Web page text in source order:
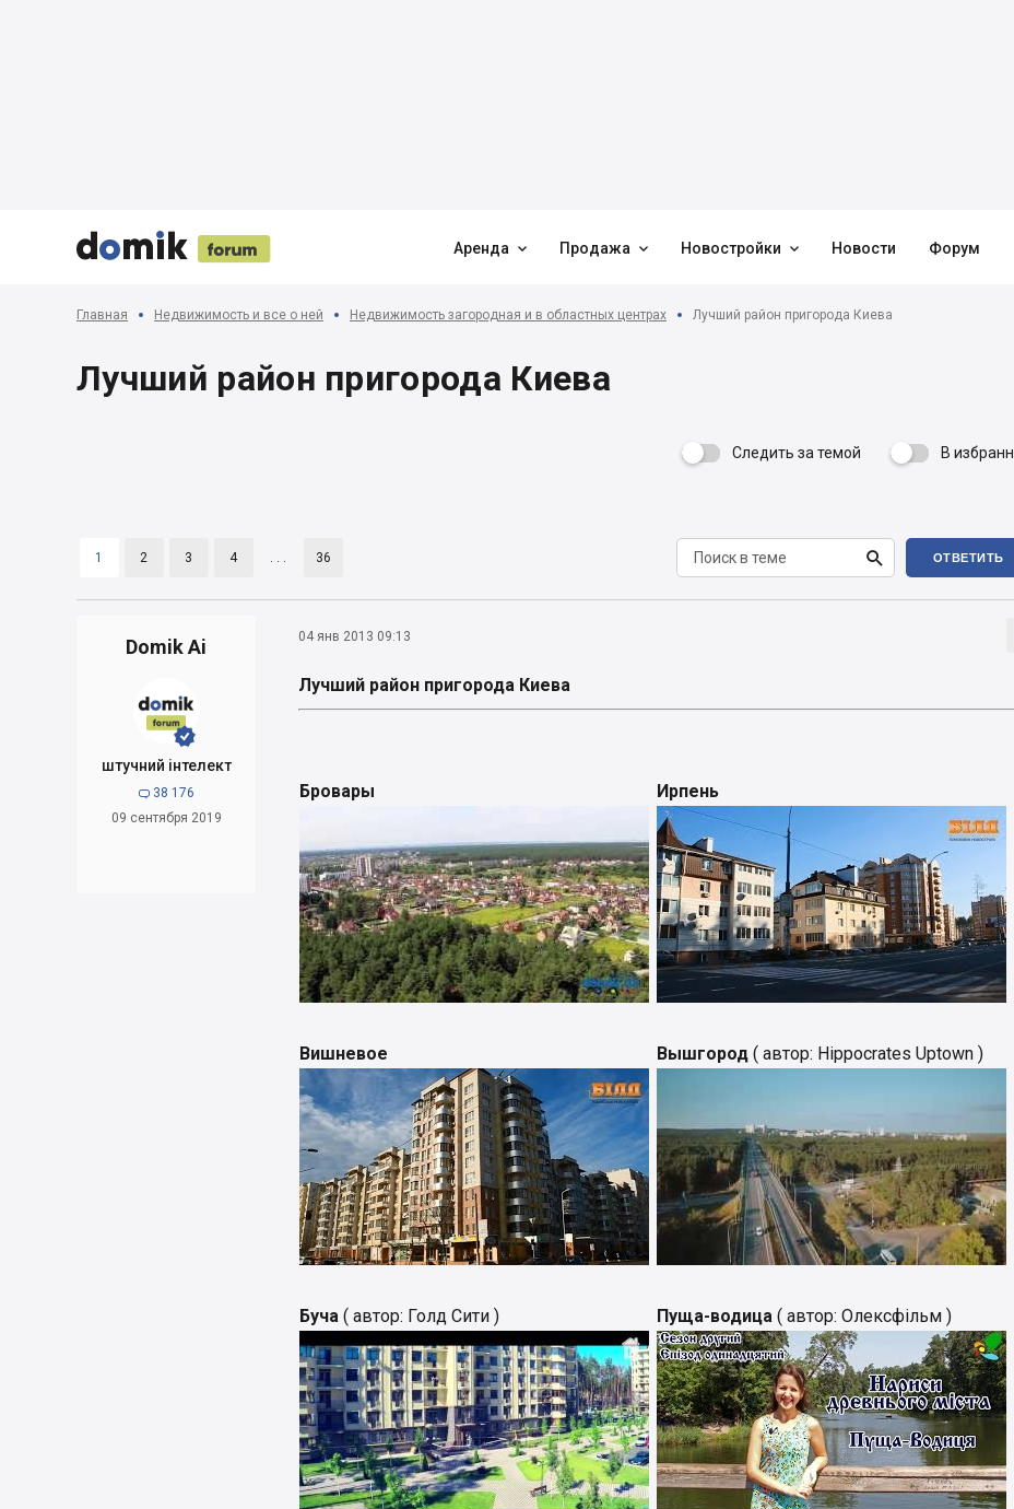


 
 Аренда  Продажа  Новостройки  Новости Форум
Главная Недвижимость и все о ней Недвижимость загородная и в областных центрах Лучший район пригорода Киева
Лучший район пригорода Киева
Следить за темой  В
1 2 3 4 . . . 36  ОТВЕТИТЬ
Domik Ai


штучний інтелект
 38 176
09 сентября 2019
04 янв 2013 09:13
Лучший район пригорода Киева
Бровары
Вишневое
Буча ( автор: Голд Сити )
Ирпень
Вышгород ( автор: Hippocrates Uptown )
Пуща-водица ( автор: Олексфільм )